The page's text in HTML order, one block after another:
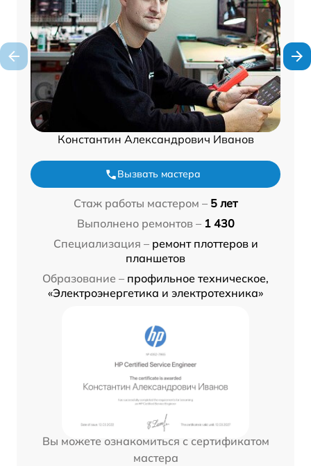
Константин Александрович Иванов
Вызвать мастера
Стаж работы мастером – 5 лет
Выполнено ремонтов – 1 430
Специализация – ремонт плоттеров и
планшетов
Образование – профильное техническое,
«Электроэнергетика и электротехника»
Вы можете ознакомиться с сертификатом
мастера